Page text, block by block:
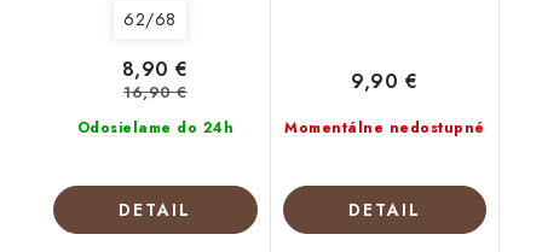
62/68
Odosielame do 24h
8,90 €
16,90 €
DETAIL
Momentálne nedostupné
9,90 €
DETAIL